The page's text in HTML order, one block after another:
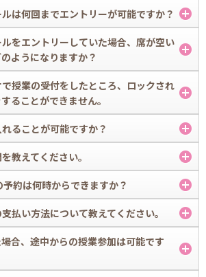
り用の袋を、ブレッドコースは発酵時に使用する
い。
までのご受講は可能ですが、クッキングコースを受
ュア、ジェルネイル、爪の長い方は手袋の着用を
無料にてご用意しております。ご利用の際はスタ
い。)
日ＡＭ0：00よりキャンセル料（ 1,000 円税込）
は何回までエントリーが可能ですか？
き、 3 回までとることができますが、空席お知ら
は、同時に何ヶ所でもかけることが可能です。
ください。
をエントリーしていた場合、席が空い
ようになりますか？
エントリーしていただいた席が空いた場合には、
スに空席案内が自動的に配信されます（当日の
授業の受付をしたところ、ロックされ
ることができません。
ャンセル料や解約に伴うご請求分のお支払いが確
お支払いが確認できるまでの間、受講のロックをか
。ABCクッキングスタジオ 会員規約 第 5 条（予
）
ることが可能ですか？
き 1 ヶ月 3 回までのルールとなっています。これ
ため、皆さまが平等に予約をおとりいただくための
ください。なお、1 回目の受講後に 4 回目の予約
がございます。
教えてください。
がお取りいただけます。
約は何時からできますか？
日開始ならば、15 日の午前0時がスタートとなり
払い方法について教えてください。
きましては、スタジオもしくはWEBサイトでお支
には受講前までにお支払いが完了されていれば受
合、途中からの授業参加は可能です